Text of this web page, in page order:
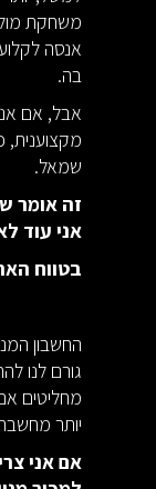
משחקת מול
אנסה
בה.
אבל, אם
מקצוענית,
שמאל.
זה אומר
אני עוד
בטווח
החשבון
גורם לנו
מחליטים אם
יותר
אם אני